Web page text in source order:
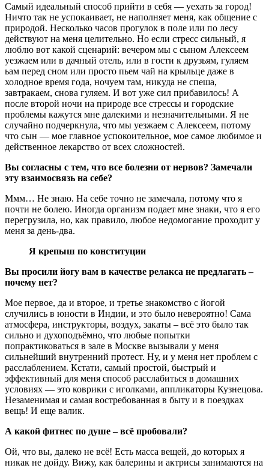
Самый идеальный способ прийти в себя — уехать за город!
Ничто так не успокаивает, не наполняет меня, как общение с
природой. Несколько часов прогулок в поле или по лесу
действуют на меня целительно. Но если стресс сильный, я
люблю вот какой сценарий: вечером мы с сыном Алексеем
уезжаем или в дачный отель, или в гости к друзьям, гуляем
ьам перед сном или просто пьем чай на крыльце даже в
холодное время года, ночуем там, никуда не спеша,
завтракаем, снова гуляем. И вот уже сил прибавилось! А
после второй ночи на природе все стрессы и городские
проблемы кажутся мне далекими и незначительными. Я не
случайно подчеркнула, что мы уезжаем с Алексеем, потому
что сын — мое главное успокоительное, мое самое любимое и
действенное лекарство от всех сложностей.
Вы согласны с тем, что все болезни от нервов? Замечали
эту взаимосвязь на себе?
Ммм… Не знаю. На себе точно не замечала, потому что я
почти не болею. Иногда организм подает мне знаки, что я его
перегрузила, но, как правило, любое недомогание проходит у
меня за день-два.
Я крепыш по конституции
Вы просили йогу вам в качестве релакса не предлагать –
почему нет?
Мое первое, да и второе, и третье знакомство с йогой
случились в юности в Индии, и это было невероятно! Сама
атмосфера, инструкторы, воздух, закаты – всё это было так
сильно и духоподъёмно, что любые попытки
попрактиковаться в зале в Москве вызывали у меня
сильнейший внутренний протест. Ну, и у меня нет проблем с
расслаблением. Кстати, самый простой, быстрый и
эффективный для меня способ расслабиться в домашних
условиях — это коврики с иголками, аппликаторы Кузнецова.
Незаменимая и самая востребованная в быту и в поездках
вещь! И еще валик.
А какой фитнес по душе – всё пробовали?
Ой, что вы, далеко не всё! Есть масса вещей, до которых я
никак не дойду. Вижу, как балерины и актрисы занимаются на